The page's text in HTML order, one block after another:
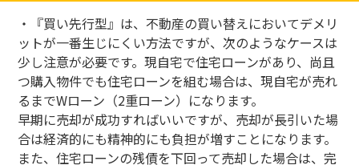
・『買い先行型』は、不動産の買い替えにおいてデメリ
ットが一番生じにくい方法ですが、次のようなケースは
少し注意が必要です。現自宅で住宅ローンがあり、尚且
つ購入物件でも住宅ローンを組む場合は、現自宅が売れ
るまでWローン（2重ローン）になります。
早期に売却が成功すればいいですが、売却が長引いた場
合は経済的にも精神的にも負担が増すことになります。
また、住宅ローンの残債を下回って売却した場合は、完